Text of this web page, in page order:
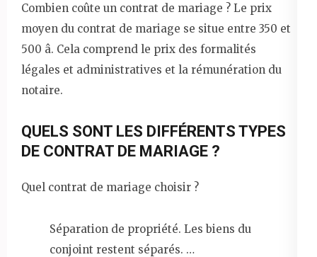
Combien coûte un contrat de mariage ? Le prix
moyen du contrat de mariage se situe entre 350 et
500 â. Cela comprend le prix des formalités
légales et administratives et la rémunération du
notaire.
QUELS SONT LES DIFFÉRENTS TYPES
DE CONTRAT DE MARIAGE ?
Quel contrat de mariage choisir ?
Séparation de propriété. Les biens du
conjoint restent séparés. …